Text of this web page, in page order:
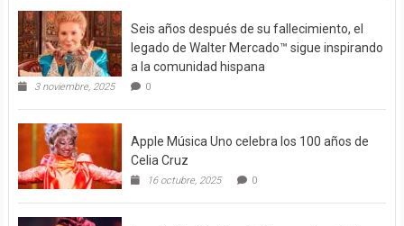
Seis años después de su fallecimiento, el
legado de Walter Mercado™ sigue inspirando
a la comunidad hispana
3 noviembre, 2025 0
Apple Música Uno celebra los 100 años de
Celia Cruz
16 octubre, 2025 0